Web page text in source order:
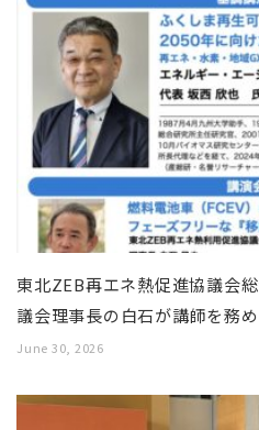
東北ZEB再エネ熱促進協議会
議会理事長の白石が講師を務
June 30, 2026